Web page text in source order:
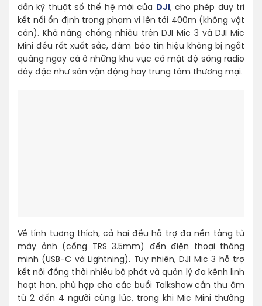
dẫn kỹ thuật số thế hệ mới của
DJI , cho phép duy trì
kết nối ổn định trong phạm vi lên tới 400m (không vật
cản). Khả năng chống nhiễu trên DJI Mic 3 và DJI Mic
Mini đều rất xuất sắc, đảm bảo tín hiệu không bị ngắt
quãng ngay cả ở những khu vực có mật độ sóng radio
dày đặc như sân vận động hay trung tâm thương mại.
Về tính tương thích, cả hai đều hỗ trợ đa nền tảng từ
máy ảnh (cổng TRS 3.5mm) đến điện thoại thông
minh (USB-C và Lightning). Tuy nhiên, DJI Mic 3 hỗ trợ
kết nối đồng thời nhiều bộ phát và quản lý đa kênh linh
hoạt hơn, phù hợp cho các buổi Talkshow cần thu âm
từ 2 đến 4 người cùng lúc, trong khi Mic Mini thường